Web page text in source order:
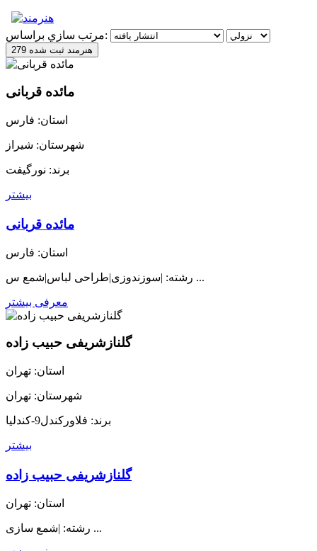
مرتب سازي براساس:
279 هنرمند ثبت شده
مائده قربانی
استان: فارس
شهرستان: شیراز
برند: نورگیفت
بیشتر
مائده قربانی
استان: فارس
رشته: |سوزندوزی|طراحی لباس|شمع س ...
معرفی بیشتر
گلنازشریفی حبیب زاده
استان: تهران
شهرستان: تهران
برند: فلاورکندل9-کندلیا
بیشتر
گلنازشریفی حبیب زاده
استان: تهران
رشته: |شمع سازی ...